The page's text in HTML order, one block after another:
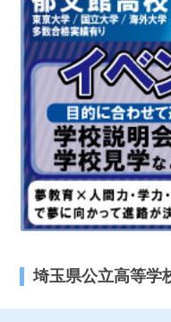
最近見た学校
埼玉県立熊谷商業高等
ブックマークした学校
埼玉県公立高等